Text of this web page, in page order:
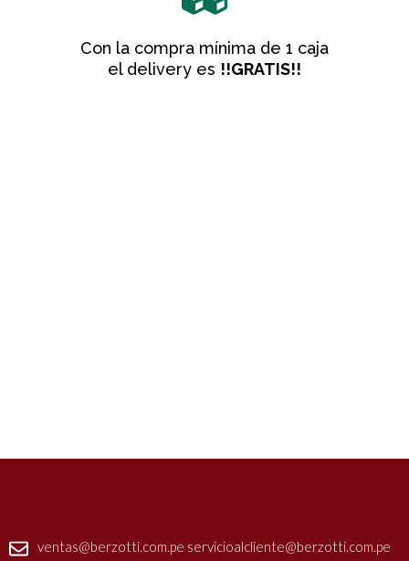
Con la compra mínima de 1 caja
el delivery es !!GRATIS!!
ventas@berzotti.com.pe servicioalcliente@berzotti.com.pe